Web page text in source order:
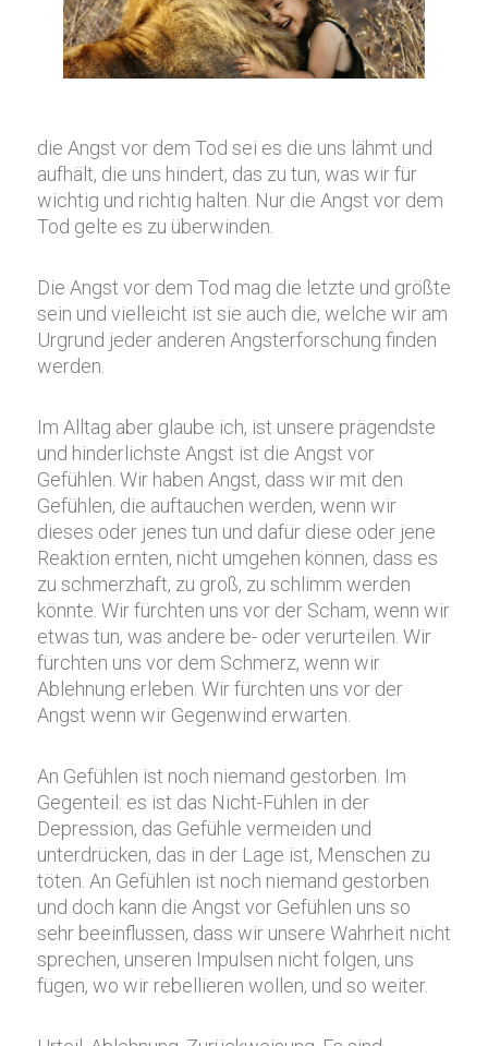
die Angst vor dem Tod sei es die uns lähmt und
aufhält, die uns hindert, das zu tun, was wir für
wichtig und richtig halten. Nur die Angst vor dem
Tod gelte es zu überwinden.
Die Angst vor dem Tod mag die letzte und größte
sein und vielleicht ist sie auch die, welche wir am
Urgrund jeder anderen Angsterforschung finden
werden.
Im Alltag aber glaube ich, ist unsere prägendste
und hinderlichste Angst ist die Angst vor
Gefühlen. Wir haben Angst, dass wir mit den
Gefühlen, die auftauchen werden, wenn wir
dieses oder jenes tun und dafür diese oder jene
Reaktion ernten, nicht umgehen können, dass es
zu schmerzhaft, zu groß, zu schlimm werden
könnte. Wir fürchten uns vor der Scham, wenn wir
etwas tun, was andere be- oder verurteilen. Wir
fürchten uns vor dem Schmerz, wenn wir
Ablehnung erleben. Wir fürchten uns vor der
Angst wenn wir Gegenwind erwarten.
An Gefühlen ist noch niemand gestorben. Im
Gegenteil: es ist das Nicht-Fühlen in der
Depression, das Gefühle vermeiden und
unterdrücken, das in der Lage ist, Menschen zu
töten. An Gefühlen ist noch niemand gestorben
und doch kann die Angst vor Gefühlen uns so
sehr beeinflussen, dass wir unsere Wahrheit nicht
sprechen, unseren Impulsen nicht folgen, uns
fügen, wo wir rebellieren wollen, und so weiter.